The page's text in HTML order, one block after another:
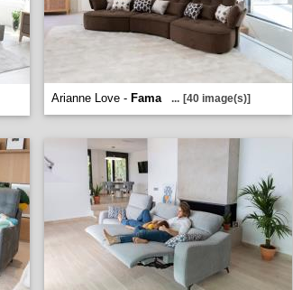
Arianne Love - Fama ... [40 image(s)]